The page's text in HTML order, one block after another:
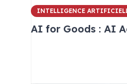
INTELLIGENCE
AI for Goods : AI